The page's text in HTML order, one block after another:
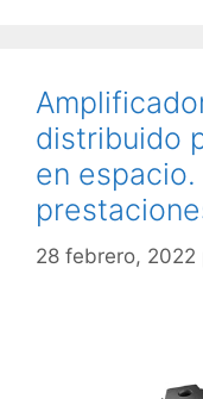
distribuido
en
28 febrero, 2022